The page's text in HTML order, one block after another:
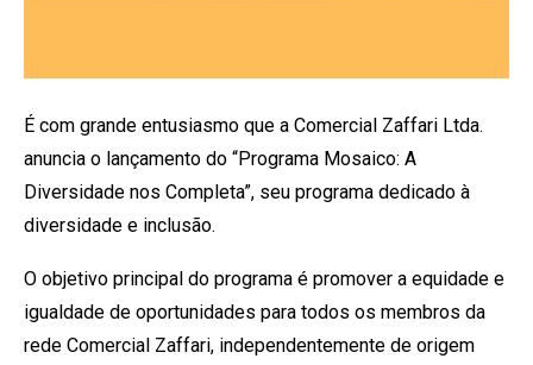
É com grande entusiasmo que a Comercial Zaffari Ltda.
anuncia o lançamento do “Programa Mosaico: A
Diversidade nos Completa”, seu programa dedicado à
diversidade e inclusão.
O objetivo principal do programa é promover a equidade e
igualdade de oportunidades para todos os membros da
rede Comercial Zaffari, independentemente de origem